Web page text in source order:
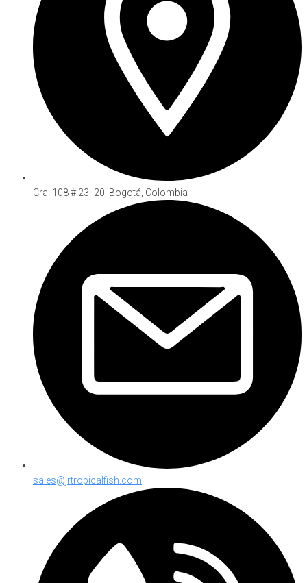
Cra. 108 # 23 -20, Bogotá, Colombia
sales@jrtropicalfish.com